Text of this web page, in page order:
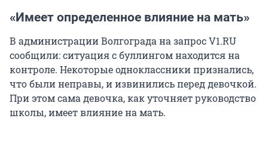
«Имеет определенное влияние на мать»
В администрации Волгограда на запрос V1.RU
сообщили: ситуация с буллингом находится на
контроле. Некоторые одноклассники признались,
что были неправы, и извинились перед девочкой.
При этом сама девочка, как уточняет руководство
школы, имеет влияние на мать.